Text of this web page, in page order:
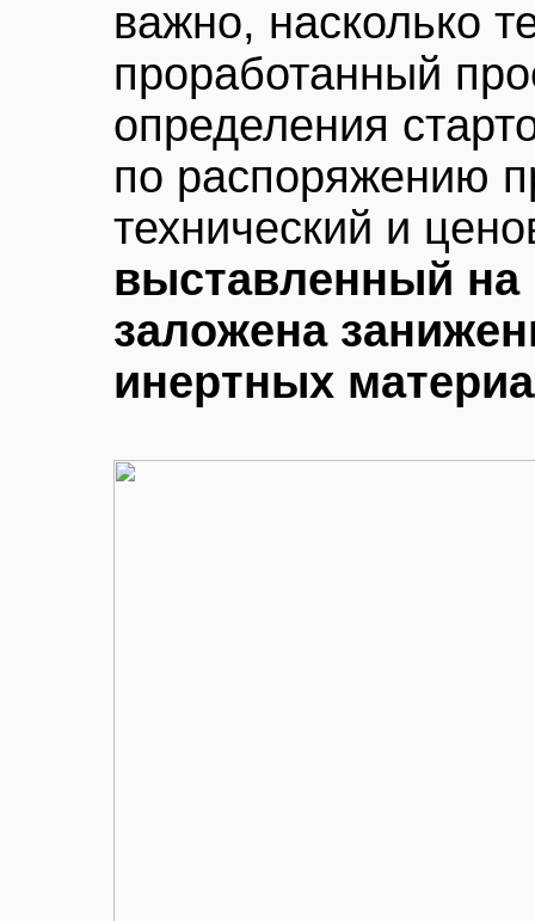
важно, насколько
проработанный
определения
по распоряжению
технический и
выставленный на
заложена
инертных